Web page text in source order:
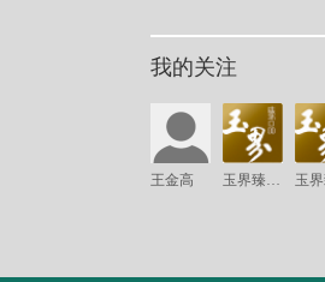
我的关注
王金高 玉界臻品·扬州